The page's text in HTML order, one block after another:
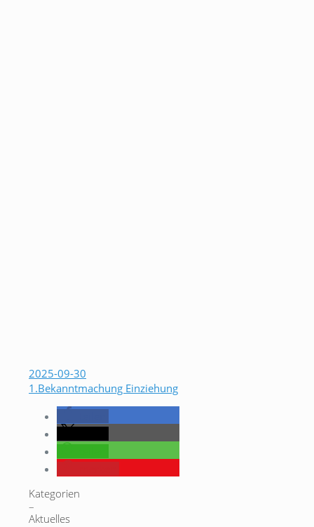
2025-09-30
1.Bekanntmachung Einziehung
Kategorien
–
Aktuelles